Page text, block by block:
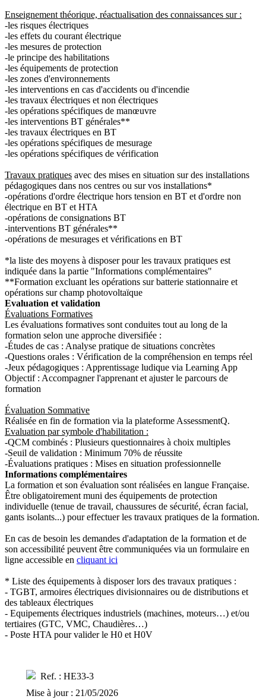
Enseignement théorique, réactualisation des connaissances sur :
-les risques électriques
-les effets du courant électrique
-les mesures de protection
-le principe des habilitations
-les équipements de protection
-les zones d'environnements
-les interventions en cas d'accidents ou d'incendie
-les travaux électriques et non électriques
-les opérations spécifiques de manœuvre
-les interventions BT générales**
-les travaux électriques en BT
-les opérations spécifiques de mesurage
-les opérations spécifiques de vérification
Travaux pratiques avec des mises en situation sur des installations
pédagogiques dans nos centres ou sur vos installations*
-opérations d'ordre électrique hors tension en BT et d'ordre non
électrique en BT et HTA
-opérations de consignations BT
-interventions BT générales**
-opérations de mesurages et vérifications en BT
*la liste des moyens à disposer pour les travaux pratiques est
indiquée dans la partie "Informations complémentaires"
**Formation excluant les opérations sur batterie stationnaire et
opérations sur champ photovoltaïque
Evaluation et validation
Évaluations Formatives
Les évaluations formatives sont conduites tout au long de la
formation selon une approche diversifiée :
-Études de cas : Analyse pratique de situations concrètes
-Questions orales : Vérification de la compréhension en temps réel
-Jeux pédagogiques : Apprentissage ludique via Learning App
Objectif : Accompagner l'apprenant et ajuster le parcours de
formation
Évaluation Sommative
Réalisée en fin de formation via la plateforme AssessmentQ.
Evaluation par symbole d'habilitation :
-QCM combinés : Plusieurs questionnaires à choix multiples
-Seuil de validation : Minimum 70% de réussite
-Évaluations pratiques : Mises en situation professionnelle
Informations complémentaires
La formation et son évaluation sont réalisées en langue Française.
Être obligatoirement muni des équipements de protection
individuelle (tenue de travail, chaussures de sécurité, écran facial,
gants isolants...) pour effectuer les travaux pratiques de la formation.
En cas de besoin les demandes d'adaptation de la formation et de
son accessibilité peuvent être communiquées via un formulaire en
ligne accessible en cliquant ici
* Liste des équipements à disposer lors des travaux pratiques :
- TGBT, armoires électriques divisionnaires ou de distributions et
des tableaux électriques
- Equipements électriques industriels (machines, moteurs…) et/ou
tertiaires (GTC, VMC, Chaudières…)
- Poste HTA pour valider le H0 et H0V
Ref. : HE33-3
Mise à jour : 21/05/2026